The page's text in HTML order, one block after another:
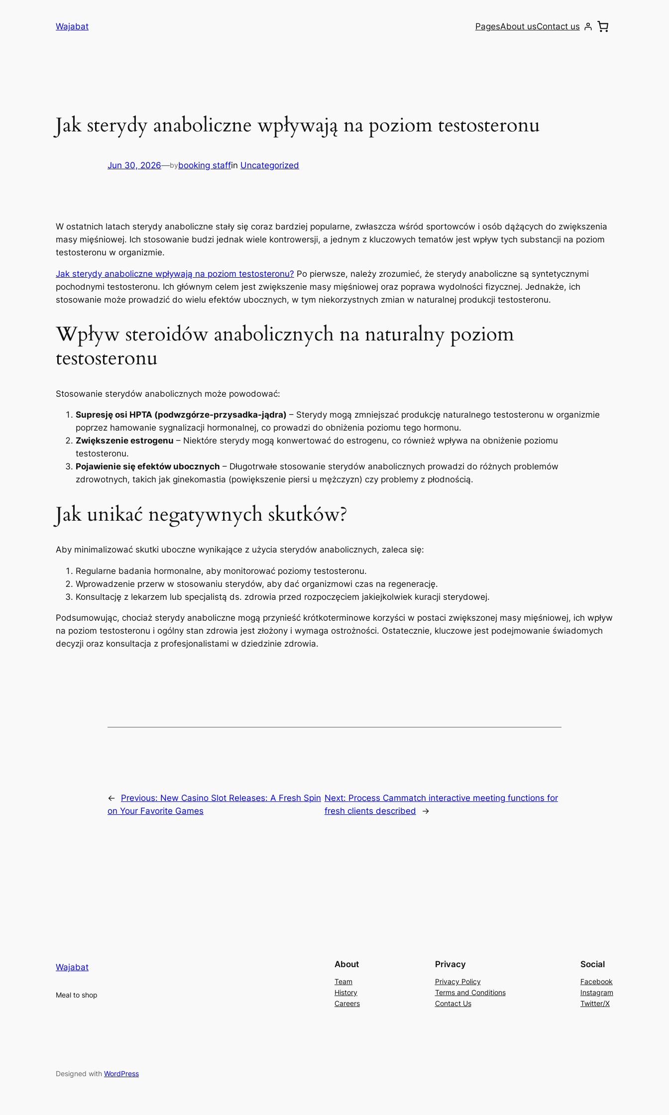
Wajabat PagesAbout usContact us
Jak sterydy anaboliczne wpływają na poziom testosteronu
Jun 30, 2026—bybooking staffin Uncategorized
W ostatnich latach sterydy anaboliczne stały się coraz bardziej popularne, zwłaszcza wśród sportowców i osób dążących do zwiększenia
masy mięśniowej. Ich stosowanie budzi jednak wiele kontrowersji, a jednym z kluczowych tematów jest wpływ tych substancji na poziom
testosteronu w organizmie.
Jak sterydy anaboliczne wpływają na poziom testosteronu? Po pierwsze, należy zrozumieć, że sterydy anaboliczne są syntetycznymi
pochodnymi testosteronu. Ich głównym celem jest zwiększenie masy mięśniowej oraz poprawa wydolności fizycznej. Jednakże, ich
stosowanie może prowadzić do wielu efektów ubocznych, w tym niekorzystnych zmian w naturalnej produkcji testosteronu.
Wpływ steroidów anabolicznych na naturalny poziom
testosteronu
Stosowanie sterydów anabolicznych może powodować:
Supresję osi HPTA (podwzgórze-przysadka-jądra) – Sterydy mogą zmniejszać produkcję naturalnego testosteronu w organizmie
poprzez hamowanie sygnalizacji hormonalnej, co prowadzi do obniżenia poziomu tego hormonu.
Zwiększenie estrogenu – Niektóre sterydy mogą konwertować do estrogenu, co również wpływa na obniżenie poziomu
testosteronu.
Pojawienie się efektów ubocznych – Długotrwałe stosowanie sterydów anabolicznych prowadzi do różnych problemów
zdrowotnych, takich jak ginekomastia (powiększenie piersi u mężczyzn) czy problemy z płodnością.
Jak unikać negatywnych skutków?
Aby minimalizować skutki uboczne wynikające z użycia sterydów anabolicznych, zaleca się:
Regularne badania hormonalne, aby monitorować poziomy testosteronu.
Wprowadzenie przerw w stosowaniu sterydów, aby dać organizmowi czas na regenerację.
Konsultację z lekarzem lub specjalistą ds. zdrowia przed rozpoczęciem jakiejkolwiek kuracji sterydowej.
Podsumowując, chociaż sterydy anaboliczne mogą przynieść krótkoterminowe korzyści w postaci zwiększonej masy mięśniowej, ich wpływ
na poziom testosteronu i ogólny stan zdrowia jest złożony i wymaga ostrożności. Ostatecznie, kluczowe jest podejmowanie świadomych
decyzji oraz konsultacja z profesjonalistami w dziedzinie zdrowia.
← Previous: New Casino Slot Releases: A Fresh Spin
on Your Favorite Games
Next: Process Cammatch interactive meeting functions for
fresh clients described
→
Wajabat
Meal to shop
About
Team
History
Careers
Privacy
Privacy Policy
Terms and Conditions
Contact Us
Social
Facebook
Instagram
Twitter/X
Designed with WordPress